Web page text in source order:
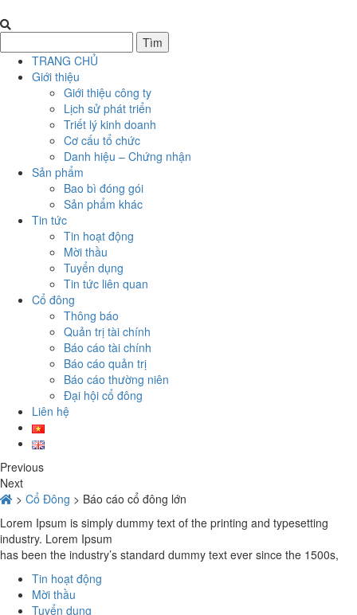
TRANG CHỦ
Giới thiệu
Giới thiệu công ty
Lịch sử phát triển
Triết lý kinh doanh
Cơ cấu tổ chức
Danh hiệu – Chứng nhận
Sản phẩm
Bao bì đóng gói
Sản phẩm khác
Tin tức
Tin hoạt động
Mời thầu
Tuyển dụng
Tin tức liên quan
Cổ đông
Thông báo
Quản trị tài chính
Báo cáo tài chính
Báo cáo quản trị
Báo cáo thường niên
Đại hội cổ đông
Liên hệ
Previous
Next
> Cổ Đông > Báo cáo cổ đông lớn
Lorem Ipsum is simply dummy text of the printing and typesetting
industry. Lorem Ipsum
has been the industry’s standard dummy text ever since the 1500s,
Tin hoạt động
Mời thầu
Tuyển dụng